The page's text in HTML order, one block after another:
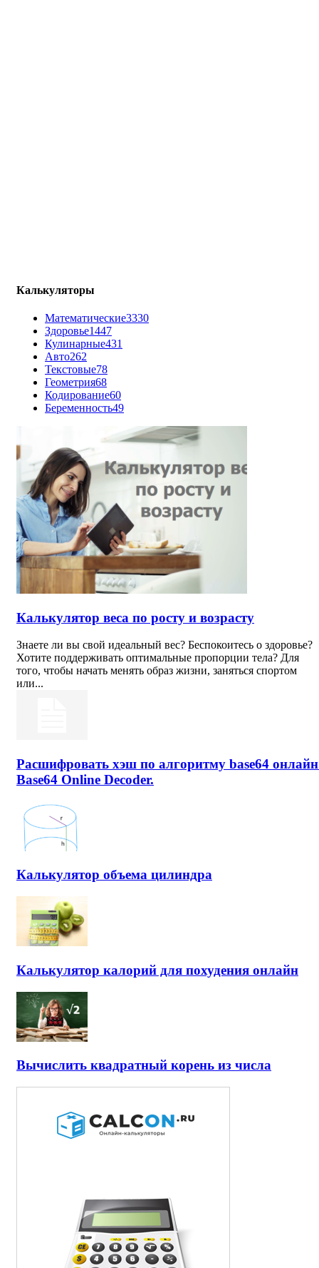
Калькуляторы
Математические3330
Здоровье1447
Кулинарные431
Авто262
Текстовые78
Геометрия68
Кодирование60
Беременность49
Калькулятор веса по росту и возрасту
Знаете ли вы свой идеальный вес? Беспокоитесь о здоровье?
Хотите поддерживать оптимальные пропорции тела? Для
того, чтобы начать менять образ жизни, заняться спортом
или...
Расшифровать хэш по алгоритму base64
Base64 Online Decoder.
Калькулятор объема цилиндра
Калькулятор калорий для похудения онлайн
Вычислить квадратный корень из числа